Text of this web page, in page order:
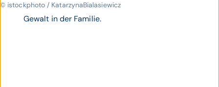
© istockphoto / KatarzynaBialasiewicz
Gewalt in der Familie.